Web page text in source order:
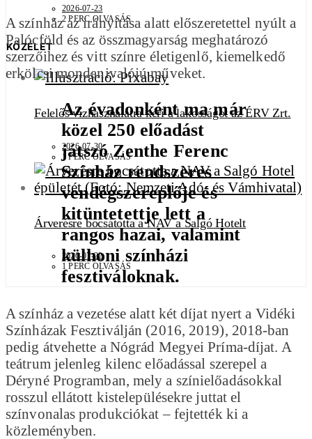
2026-07-23
2 PERC OLVASÁS
KÖZÉLET
Felelős vízhasználatra kéri a lakosságot az ÉRV Zrt.
2026-07-30
1 PERC OLVASÁS
Árverésre bocsátotta a NAV a Salgó Hotelt
2026-07-22
1 PERC OLVASÁS
A színház az irányítása alatt előszeretettel nyúlt a
Palócföld és az összmagyarság meghatározó
szerzőihez és vitt színre életigenlő, kiemelkedő
erkölcsi mondanivalójú műveket.
Az évadonként ma már
közel 250 előadást
játszó Zenthe Ferenc
Színház rendszeres
vendégszereplője és
kitüntetettje lett a
rangos hazai, valamint
külhoni színházi
fesztiváloknak.
A színház a vezetése alatt két díjat nyert a Vidéki
Színházak Fesztiválján (2016, 2019), 2018-ban
pedig átvehette a Nógrád Megyei Príma-díjat. A
teátrum jelenleg kilenc előadással szerepel a
Déryné Programban, mely a színielőadásokkal
rosszul ellátott kistelepülésekre juttat el
színvonalas produkciókat – fejtették ki a
közleményben.